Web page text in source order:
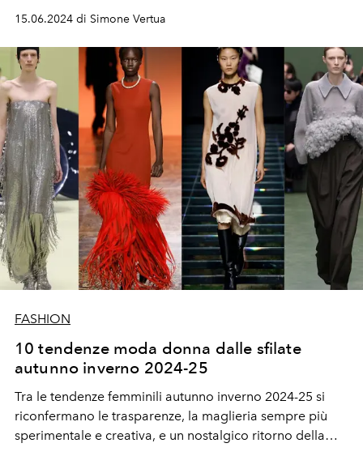
dettagli giocano un ruolo fondamentale.
15.06.2024 di Simone Vertua
FASHION
10 tendenze moda donna dalle sfilate
autunno inverno 2024-25
Tra le tendenze femminili autunno inverno 2024-25 si
riconfermano le trasparenze, la maglieria sempre più
sperimentale e creativa, e un nostalgico ritorno della